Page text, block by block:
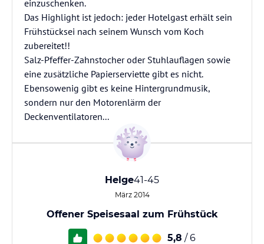
einzuschenken.
Das Highlight ist jedoch: jeder Hotelgast erhält sein
Frühstücksei nach seinem Wunsch vom Koch
zubereitet!!
Salz-Pfeffer-Zahnstocher oder Stuhlauflagen sowie
eine zusätzliche Papierserviette gibt es nicht.
Ebensowenig gibt es keine Hintergrundmusik,
sondern nur den Motorenlärm der
Deckenventilatoren...
Helge41-45
März 2014
Offener Speisesaal zum Frühstück
5,8 / 6